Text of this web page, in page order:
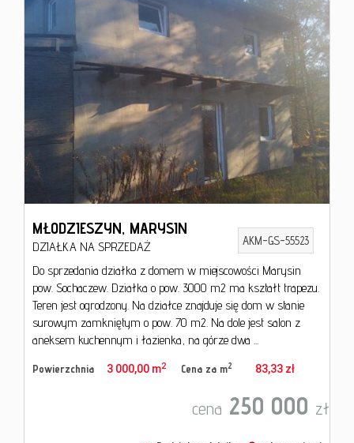
MŁODZIESZYN, MARYSIN
DZIAŁKA NA SPRZEDAŻ AKM-GS-55523
Do sprzedania działka z domem w miejscowości Marysin
pow. Sochaczew. Działka o pow. 3000 m2 ma kształt trapezu.
Teren jest ogrodzony. Na działce znajduje się dom w stanie
surowym zamkniętym o pow. 70 m2. Na dole jest salon z
aneksem kuchennym i łazienka, na górze dwa ...
Powierzchnia 3 000,00 m2 Cena za m2 83,33 zł
cena 250 000 zł